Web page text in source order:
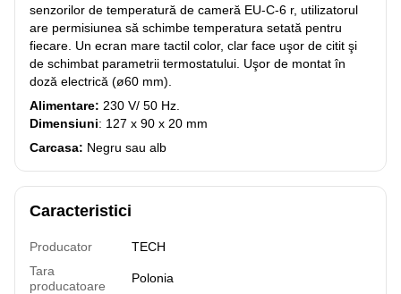
senzorilor de temperatură de cameră EU-C-6 r, utilizatorul
are permisiunea să schimbe temperatura setată pentru
fiecare. Un ecran mare tactil color, clar face uşor de citit şi
de schimbat parametrii termostatului. Uşor de montat în
doză electrică (ø60 mm).
Alimentare: 230 V/ 50 Hz.
Dimensiuni: 127 x 90 x 20 mm
Carcasa: Negru sau alb
Caracteristici
Producator
TECH
Tara
producatoare
Polonia